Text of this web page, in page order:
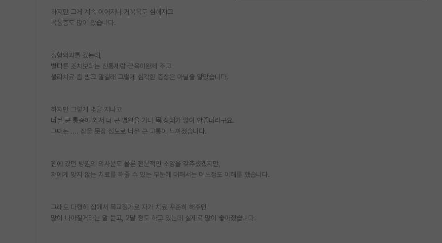
하지만 그게 계속 이어지니 거북목도 심해지고
목통증도 많이 왔습니다.
정형외과를 갔는데,
별다른 조치보다는 진통제랑 근육이완제 주고
물리치료 좀 받고 말길래 그렇게 심각한 증상은 아닐줄 알았습니다.
하지만 그렇게 몇달 지나고
너무 큰 통증이 와서 더 큰 병원을 가니 목 상태가 많이 안좋더라구요.
그때는 .... 잠을 못장 정도로 너무 큰 고통이 느껴졌습니다.
전에 갔던 병원의 의사분도 물론 전문적인 소양을 갖추셨겠지만,
저에게 맞지 않는 치료를 해줄 수 있는 부분에 대해서는 어느정도 이해를 했습니다.
그래도 다행히 집에서 목교정기로 자가 치료 꾸준히 해주면
많이 나아질거라는 말 듣고, 2달 정도 하고 있는데 실제로 많이 좋아졌습니다.